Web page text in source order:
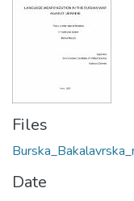
Files
Date